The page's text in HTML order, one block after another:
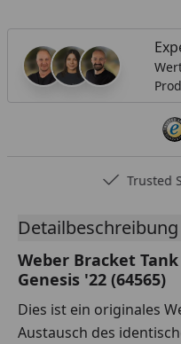
Trusted
Detailbeschreibung
Weber Bracket
Genesis '22 (64565)
Dies ist ein originales
Austausch des